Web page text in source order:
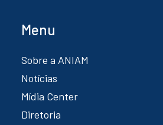
Menu
Sobre a ANIAM
Notícias
Mídia Center
Diretoria